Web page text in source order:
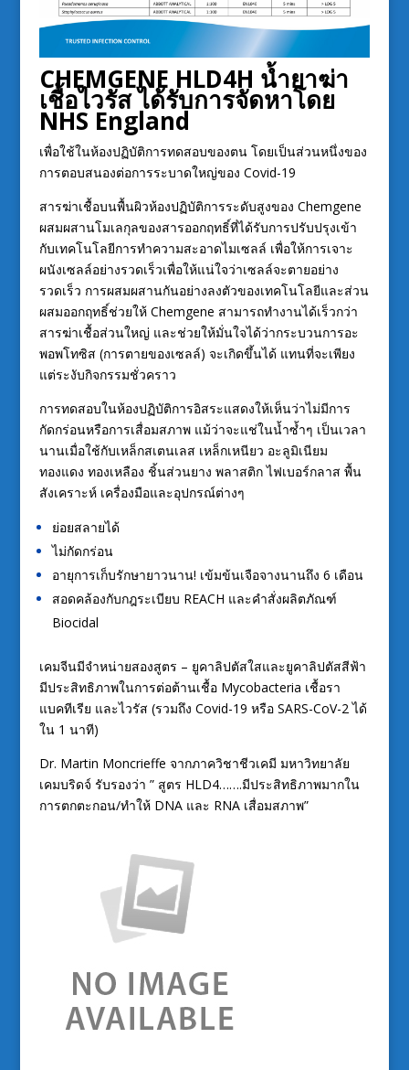
CHEMGENE HLD4H น้ำยาฆ่า
เชื้อไวรัส ได้รับการจัดหาโดย
NHS England
เพื่อใช้ในห้องปฏิบัติการทดสอบของตน โดยเป็นส่วนหนึ่งของ
การตอบสนองต่อการระบาดใหญ่ของ Covid-19
สารฆ่าเชื้อบนพื้นผิวห้องปฏิบัติการระดับสูงของ Chemgene
ผสมผสานโมเลกุลของสารออกฤทธิ์ที่ได้รับการปรับปรุงเข้า
กับเทคโนโลยีการทำความสะอาดไมเซลล์ เพื่อให้การเจาะ
ผนังเซลล์อย่างรวดเร็วเพื่อให้แน่ใจว่าเซลล์จะตายอย่าง
รวดเร็ว การผสมผสานกันอย่างลงตัวของเทคโนโลยีและส่วน
ผสมออกฤทธิ์ช่วยให้ Chemgene สามารถทำงานได้เร็วกว่า
สารฆ่าเชื้อส่วนใหญ่ และช่วยให้มั่นใจได้ว่ากระบวนการอะ
พอพโทซิส (การตายของเซลล์) จะเกิดขึ้นได้ แทนที่จะเพียง
แต่ระงับกิจกรรมชั่วคราว
การทดสอบในห้องปฏิบัติการอิสระแสดงให้เห็นว่าไม่มีการ
กัดกร่อนหรือการเสื่อมสภาพ แม้ว่าจะแช่ในน้ำซ้ำๆ เป็นเวลา
นานเมื่อใช้กับเหล็กสเตนเลส เหล็กเหนียว อะลูมิเนียม
ทองแดง ทองเหลือง ชิ้นส่วนยาง พลาสติก ไฟเบอร์กลาส พื้น
สังเคราะห์ เครื่องมือและอุปกรณ์ต่างๆ
ย่อยสลายได้
ไม่กัดกร่อน
อายุการเก็บรักษายาวนาน! เข้มข้นเจือจางนานถึง 6 เดือน
สอดคล้องกับกฎระเบียบ REACH และคำสั่งผลิตภัณฑ์
Biocidal
เคมจีนมีจำหน่ายสองสูตร – ยูคาลิปตัสใสและยูคาลิปตัสสีฟ้า
มีประสิทธิภาพในการต่อต้านเชื้อ Mycobacteria เชื้อรา
แบคทีเรีย และไวรัส (รวมถึง Covid-19 หรือ SARS-CoV-2 ได้
ใน 1 นาที)
Dr. Martin Moncrieffe จากภาควิชาชีวเคมี มหาวิทยาลัย
เคมบริดจ์ รับรองว่า ” สูตร HLD4…….มีประสิทธิภาพมากใน
การตกตะกอน/ทำให้ DNA และ RNA เสื่อมสภาพ”